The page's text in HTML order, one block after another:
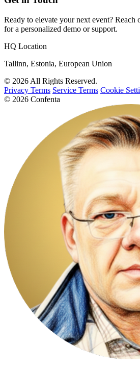
Ready to elevate your next event? Reach
for a personalized demo or support.
HQ Location
Tallinn, Estonia, European Union
© 2026 All Rights Reserved.
Privacy Terms Service Terms Cookie
© 2026 Confenta